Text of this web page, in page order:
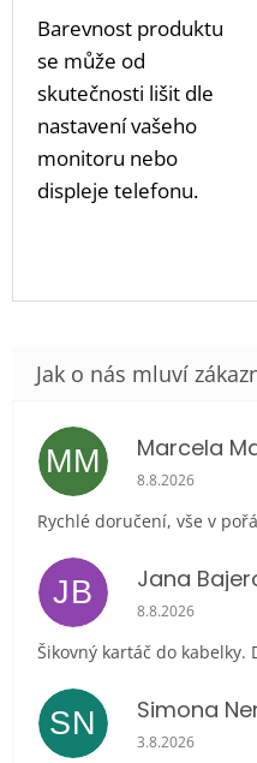
Barevnost produktu
se může od
skutečnosti lišit dle
nastavení vašeho
monitoru nebo
displeje telefonu.
MM Marcela
Hodnocení
8.8.2026
Rychlé doručení, vše v
JB Jana
Hodnocení
8.8.2026
Šikovný kartáč do kabelky.
SN Simona
Hodnocení
3.8.2026